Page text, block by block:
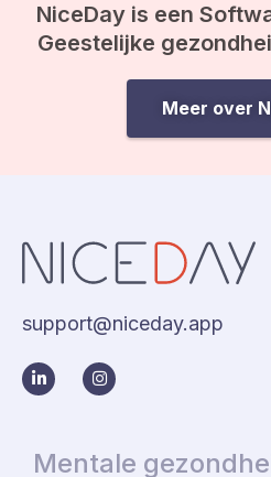
NiceDay is een
Geestelijke
Meer over
support@niceday.app
Mentale